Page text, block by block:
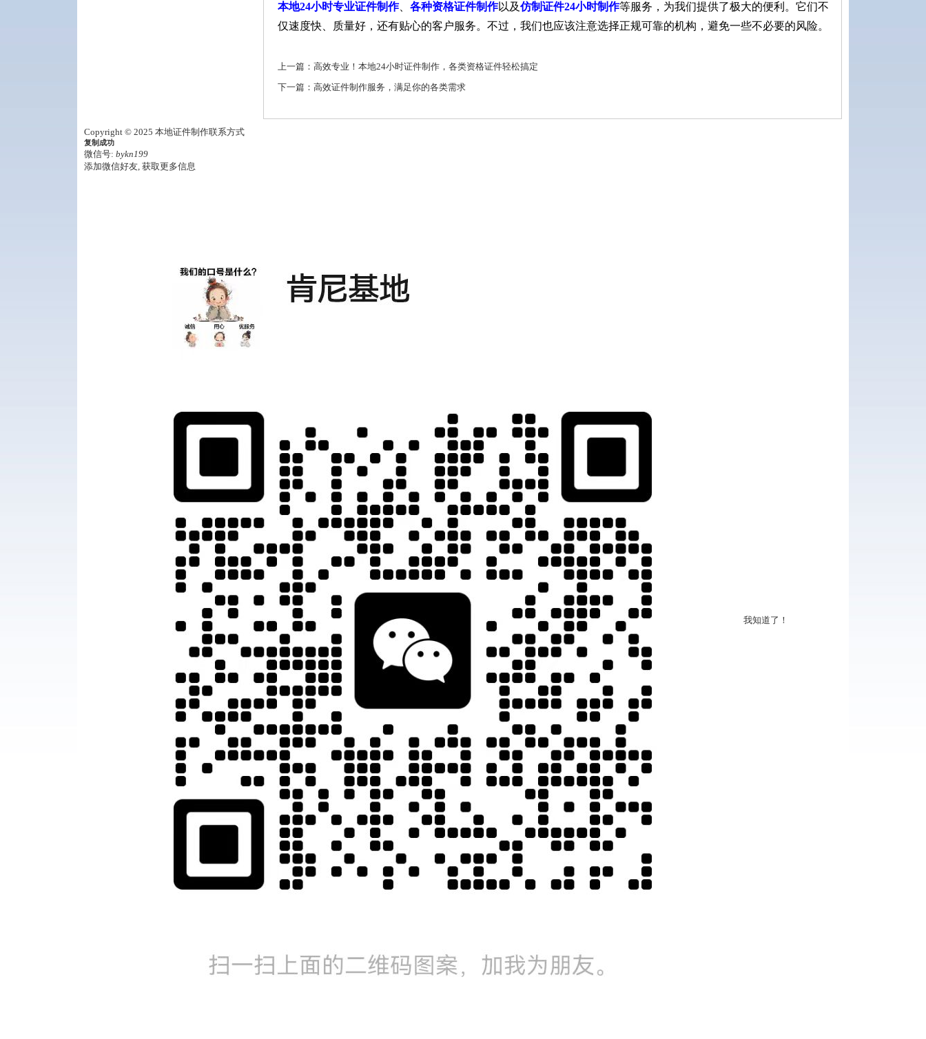
本地24小时专业证件制作、 各种资格证件制作以及仿制证件24小时制作等服务，为我们提供了极大的便利。它们不
仅速度快、质量好，还有贴心的客户服务。不过，我们也应该注意选择正规可靠的机构，避免一些不必要的风险。
上一篇： 高效专业！本地24小时证件制作，各类资格证件轻松搞定
下一篇： 高效证件制作服务，满足你的各类需求
Copyright © 2025 本地证件制作联系方式
复制成功
微信号: bykn199
添加微信好友, 获取更多信息
我知道了！